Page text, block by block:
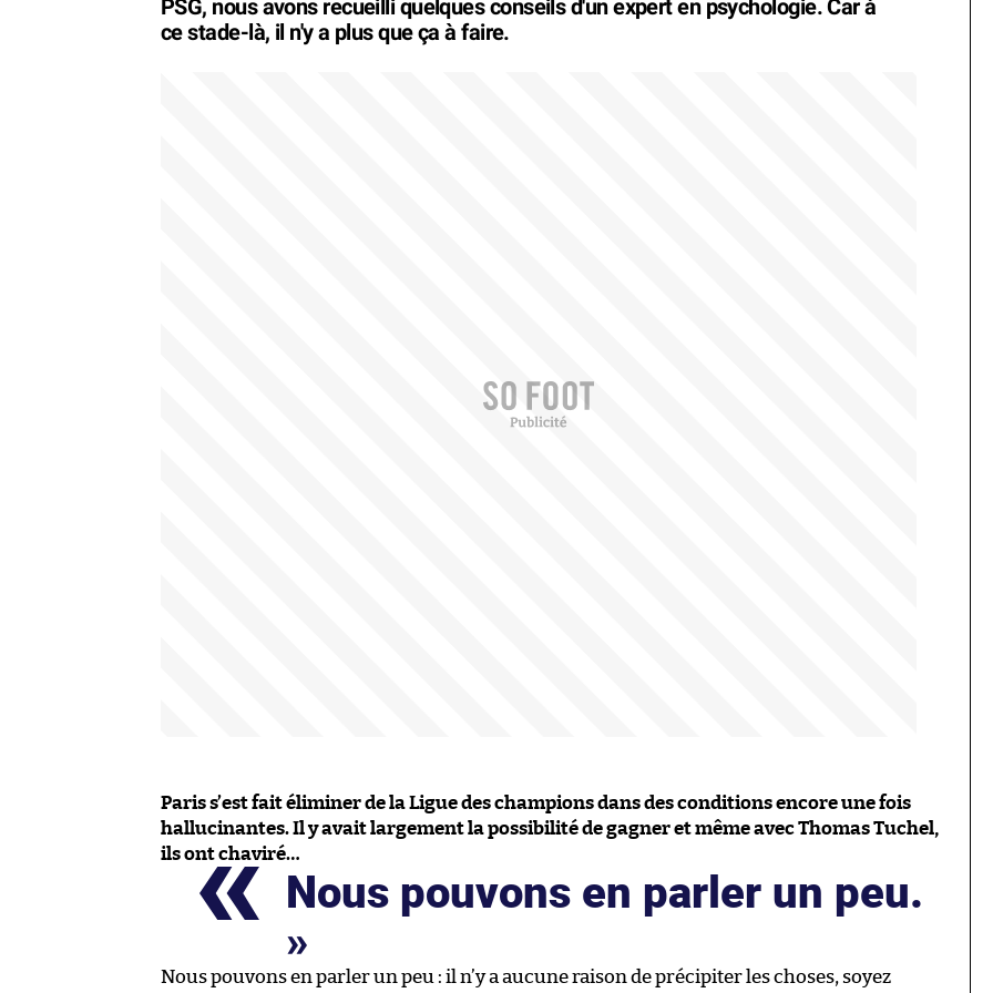
PSG, nous avons recueilli quelques conseils d'un expert en psychologie. Car à
ce stade-là, il n'y a plus que ça à faire.
Paris s’est fait éliminer de la Ligue des champions dans des conditions encore une fois
hallucinantes. Il y avait largement la possibilité de gagner et même avec Thomas Tuchel,
ils ont chaviré…
Nous pouvons en parler un peu.
Nous pouvons en parler un peu : il n’y a aucune raison de précipiter les choses, soyez